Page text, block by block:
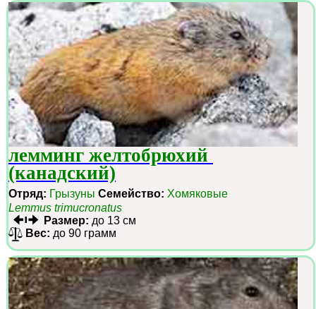
лемминг желтобрюхий
(канадский)
Отряд: Грызуны Семейство: Хомяковые
Lemmus trimucronatus
Размер: до 13 см
Вес: до 90 грамм